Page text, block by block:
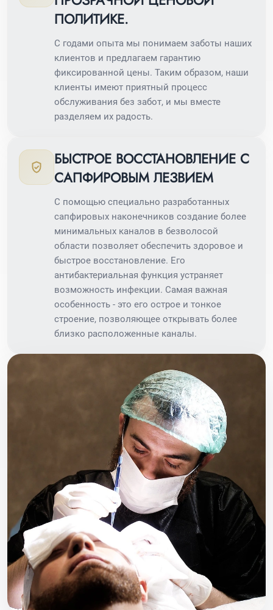
ПОЛИТИКЕ.
С годами опыта мы понимаем заботы наших
клиентов и предлагаем гарантию
фиксированной цены. Таким образом, наши
клиенты имеют приятный процесс
обслуживания без забот, и мы вместе
разделяем их радость.
БЫСТРОЕ ВОССТАНОВЛЕНИЕ С
САПФИРОВЫМ ЛЕЗВИЕМ
С помощью специально разработанных
сапфировых наконечников создание более
минимальных каналов в безволосой
области позволяет обеспечить здоровое и
быстрое восстановление. Его
антибактериальная функция устраняет
возможность инфекции. Самая важная
особенность - это его острое и тонкое
строение, позволяющее открывать более
близко расположенные каналы.